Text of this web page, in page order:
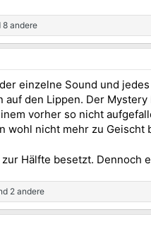
8 andere
einzelne Sound und
auf den Lippen. Der
vorher so nicht
wohl nicht mehr zu Geischt
Hälfte besetzt.
2 andere